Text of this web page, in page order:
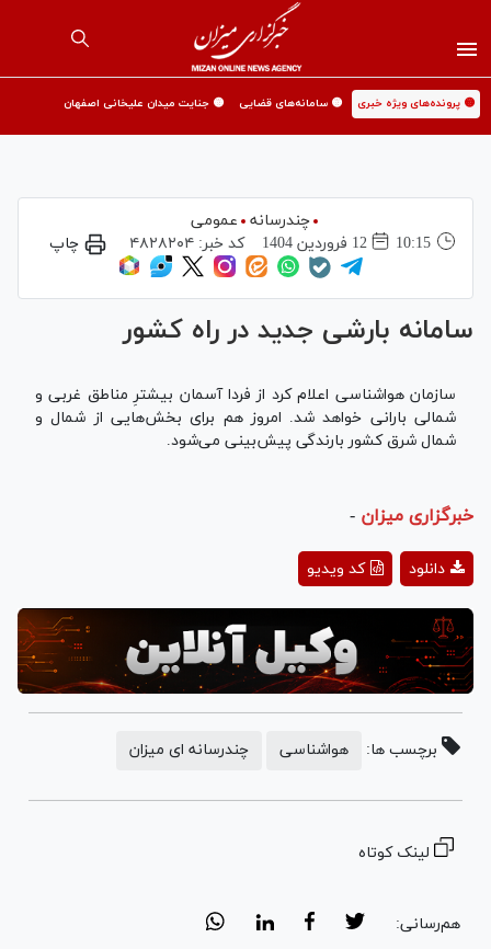
🟡 پرونده‌های ویژه خبری 🟡 سامانه‌های قضایی 🟡 جنایت میدان علیخانی اصفهان
چندرسانه
عمومی
10:15
12 فروردين 1404 کد خبر: ۴۸۲۸۲۰۴ چاپ
سامانه بارشی جدید در راه کشور
سازمان هواشناسی اعلام کرد از فردا آسمان بیشترِ مناطق غربی و
شمالی بارانی خواهد شد. امروز هم برای بخش‌هایی از شمال و
شمال شرق کشور بارندگی پیش‌بینی می‌شود.
خبرگزاری میزان -
Play
Video
کد ویدیو دانلود
برچسب ها: هواشناسی چندرسانه ای میزان
لینک کوتاه
هم‌رسانی: